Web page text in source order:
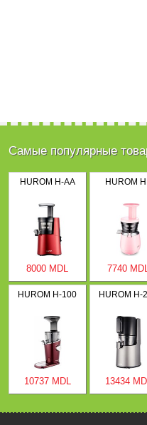
Самые популярные
HUROM H-AA
8000 MDL
HUROM
7740
HUROM H-100
10737 MDL
HUROM H-
13434